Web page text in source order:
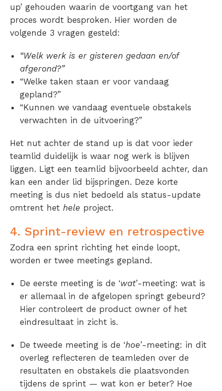
up’ gehouden waarin de voortgang van het
proces wordt besproken. Hier worden de
volgende 3 vragen gesteld:
“Welk werk is er gisteren gedaan en/of
afgerond?”
“Welke taken staan er voor vandaag
gepland?”
“Kunnen we vandaag eventuele obstakels
verwachten in de uitvoering?”
Het nut achter de stand up is dat voor ieder
teamlid duidelijk is waar nog werk is blijven
liggen. Ligt een teamlid bijvoorbeeld achter, dan
kan een ander lid bijspringen. Deze korte
meeting is dus niet bedoeld als status-update
omtrent het hele project.
4. Sprint-review en retrospective
Zodra een sprint richting het einde loopt,
worden er twee meetings gepland.
De eerste meeting is de ‘wat’-meeting: wat is
er allemaal in de afgelopen springt gebeurd?
Hier controleert de product owner of het
eindresultaat in zicht is.
De tweede meeting is de ‘hoe’-meeting: in dit
overleg reflecteren de teamleden over de
resultaten en obstakels die plaatsvonden
tijdens de sprint — wat kon er beter? Hoe